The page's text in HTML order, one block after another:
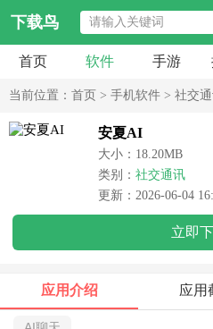
下载鸟
首页 软件 手游
当前位置： 首页 > 手机软件 > 社交
安夏AI
大小：18.20MB
类别： 社交通讯
更新：2026-06-04
立即
应用介绍 应用